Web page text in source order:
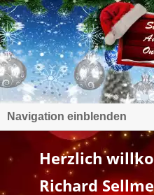
Navigation einblenden
Herzlich
Richard